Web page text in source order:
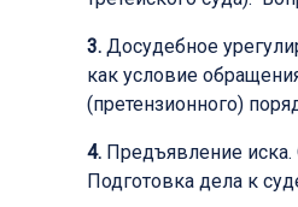
3. Досудебное
как условие
(претензионного)
4. Предъявление иска.
Подготовка дела к